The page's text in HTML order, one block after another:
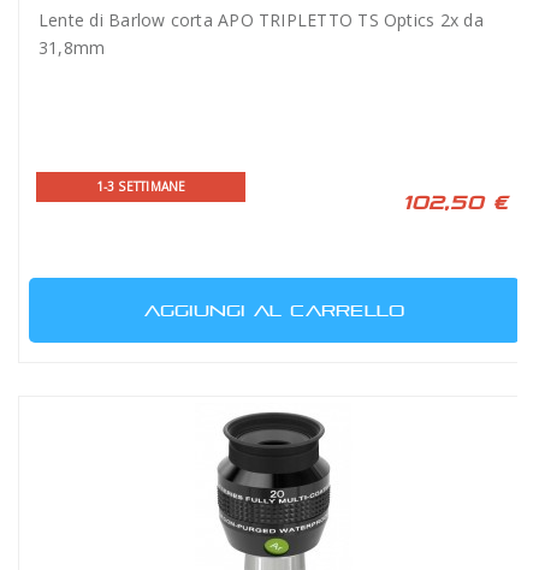
Lente di Barlow corta APO TRIPLETTO TS Optics 2x da
31,8mm
1-3 SETTIMANE
102,50 €
AGGIUNGI AL CARRELLO